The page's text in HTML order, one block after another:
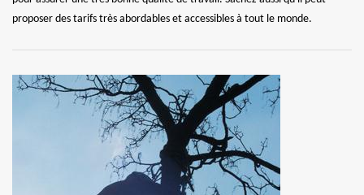
proposer des tarifs très abordables et accessibles à tout le monde.